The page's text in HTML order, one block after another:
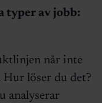
typer av jobb:
når inte
löser du det?
analyserar